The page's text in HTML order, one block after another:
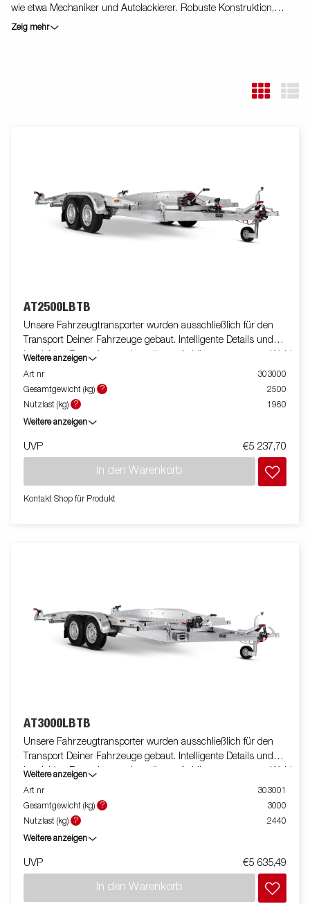
wie etwa Mechaniker und Autolackierer. Robuste Konstruktion,
langlebige Funktionen und clevere Details sind selbstverständlich
Zeig mehr
AT2500LBTB
Unsere Fahrzeugtransporter wurden ausschließlich für den
Transport Deiner Fahrzeuge gebaut. Intelligente Details und
langlebige Bauweise machen diesen Anhänger zur ersten Wahl
zum Beispiel für Mechaniker und Werkstätten. Hydraulische
Kippfunktion und Seilwinde sind Standardausrüstung. Bilder
dienen lediglich der Veranschaulichung. Abbildung ähnlich.
Weitere anzeigen
Art nr
303000
Gesamtgewicht (kg)
?
2500
Nutzlast (kg)
? 1960
Weitere anzeigen
UVP €5 237,70
In den Warenkorb
Kontakt Shop für Produkt
AT3000LBTB
Unsere Fahrzeugtransporter wurden ausschließlich für den
Transport Deiner Fahrzeuge gebaut. Intelligente Details und
langlebige Bauweise machen diesen Anhänger zur ersten Wahl
zum Beispiel für Mechaniker und Werkstätten. Hydraulische
Kippfunktion und Seilwinde sind Standardausrüstung. Bilder
dienen lediglich der Veranschaulichung. Abbildung ähnlich.
Weitere anzeigen
Art nr
303001
Gesamtgewicht (kg)
?
3000
Nutzlast (kg)
? 2440
Weitere anzeigen
UVP €5 635,49
In den Warenkorb